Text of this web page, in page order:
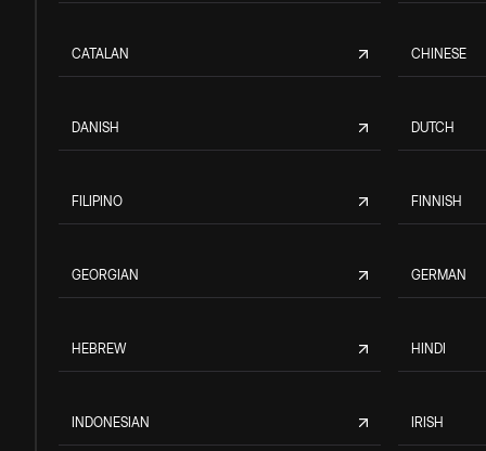
CATALAN CHINESE
DANISH DUTCH
FILIPINO FINNISH
GEORGIAN GERMAN
HEBREW HINDI
INDONESIAN IRISH